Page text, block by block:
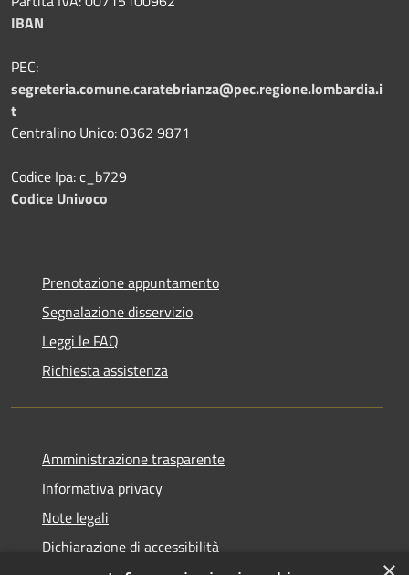
IBAN
PEC:
segreteria.comune.caratebrianza@pec.regione.lombardia.i
t
Centralino Unico: 0362 9871
Codice Ipa: c_b729
Codice Univoco
Prenotazione appuntamento
Segnalazione disservizio
Leggi le FAQ
Richiesta assistenza
Amministrazione trasparente
Informativa privacy
Note legali
Dichiarazione di accessibilità